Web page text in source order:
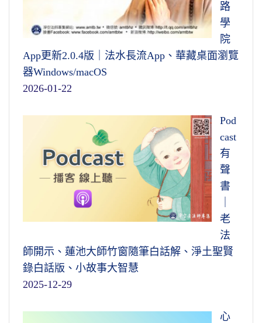
路
學
院
App更新2.0.4版｜法水長流App、華藏桌面瀏覽
器Windows/macOS
2026-01-22
Pod
cast
有
聲
書
老
法
師開示、蓮池大師竹窗隨筆白話解、淨土聖賢
錄白話版、小故事大智慧
2025-12-29
心